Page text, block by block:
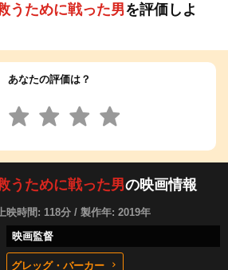
うために戦った男を評価しよ
あなたの評価は？
うために戦った男の映画情報
映時間: 118分 / 製作年: 2019年
映画監督
グレッグ・バーカー